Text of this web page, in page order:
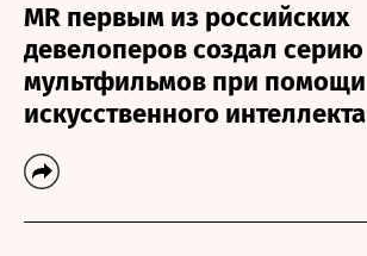
MR первым из российских
девелоперов создал серию
мультфильмов при помощи
искусственного интеллекта